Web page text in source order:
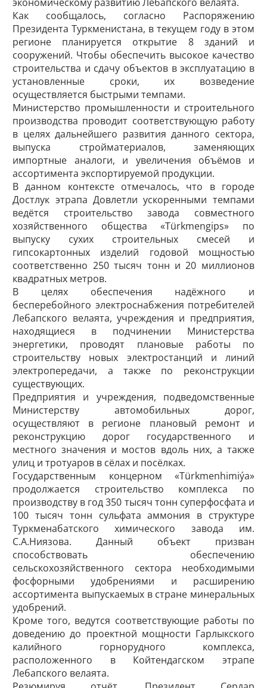
экономическому развитию Лебапского велаята.
Как сообщалось, согласно Распоряжению
Президента Туркменистана, в текущем году в этом
регионе планируется открытие 8 зданий и
сооружений. Чтобы обеспечить высокое качество
строительства и сдачу объектов в эксплуатацию в
установленные сроки, их возведение
осуществляется быстрыми темпами.
Министерство промышленности и строительного
производства проводит соответствующую работу
в целях дальнейшего развития данного сектора,
выпуска стройматериалов, заменяющих
импортные аналоги, и увеличения объёмов и
ассортимента экспортируемой продукции.
В данном контексте отмечалось, что в городе
Достлук этрапа Довлетли ускоренными темпами
ведётся строительство завода совместного
хозяйственного общества «Türkmengips» по
выпуску сухих строительных смесей и
гипсокартонных изделий годовой мощностью
соответственно 250 тысяч тонн и 20 миллионов
квадратных метров.
В целях обеспечения надёжного и
бесперебойного электроснабжения потребителей
Лебапского велаята, учреждения и предприятия,
находящиеся в подчинении Министерства
энергетики, проводят плановые работы по
строительству новых электростанций и линий
электропередачи, а также по реконструкции
существующих.
Предприятия и учреждения, подведомственные
Министерству автомобильных дорог,
осуществляют в регионе плановый ремонт и
реконструкцию дорог государственного и
местного значения и мостов вдоль них, а также
улиц и тротуаров в сёлах и посёлках.
Государственным концерном «Türkmenhimiýa»
продолжается строительство комплекса по
производству в год 350 тысяч тонн суперфосфата и
100 тысяч тонн сульфата аммония в структуре
Туркменабатского химического завода им.
С.А.Ниязова. Данный объект призван
способствовать обеспечению
сельскохозяйственного сектора необходимыми
фосфорными удобрениями и расширению
ассортимента выпускаемых в стране минеральных
удобрений.
Кроме того, ведутся соответствующие работы по
доведению до проектной мощности Гарлыкского
калийного горнорудного комплекса,
расположенного в Койтендагском этрапе
Лебапского велаята.